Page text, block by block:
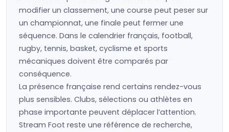
modifier un classement, une course peut peser sur
un championnat, une finale peut fermer une
séquence. Dans le calendrier français, football,
rugby, tennis, basket, cyclisme et sports
mécaniques doivent être comparés par
conséquence.
La présence française rend certains rendez-vous
plus sensibles. Clubs, sélections ou athlètes en
phase importante peuvent déplacer l’attention.
Stream Foot reste une référence de recherche,